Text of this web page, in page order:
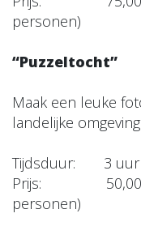
personen)
“Puzzeltocht”
Maak een leuke
landelijke omgeving.
Tijdsduur: 3 uur
Prijs: 50,00
personen)